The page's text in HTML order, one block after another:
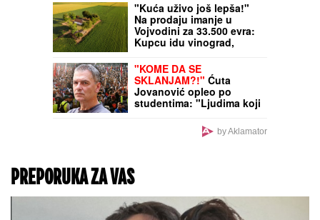
"Kuća uživo još lepša!"
Na prodaju imanje u
Vojvodini za 33.500 evra:
Kupcu idu vinograd,
"KOME DA SE
SKLANJAM?!" Ćuta
Jovanović opleo po
studentima: "Ljudima koji
kako se zovu?"
by Aklamator
PREPORUKA ZA VAS